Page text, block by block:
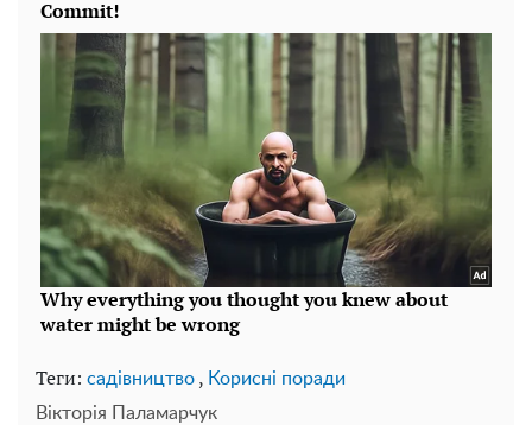
Теги: садівництво , Корисні поради
Вікторія Паламарчук